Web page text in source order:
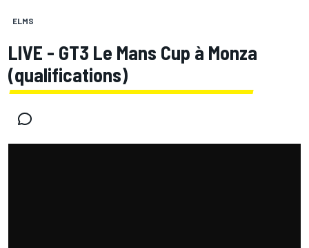
ELMS
LIVE - GT3 Le Mans Cup à Monza
(qualifications)